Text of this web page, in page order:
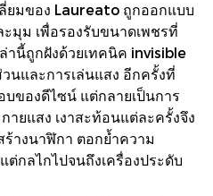
ยมของ Laureato ถูกออกแบบ
มุม เพื่อรองรับขนาดเพชรที่
านี้ถูกฝังด้วยเทคนิค invisible
และการเล่นแสง อีกครั้งที่
บของดีไซน์ แต่กลายเป็นการ
ยแสง เงาสะท้อนแต่ละครั้งจึง
างนาฬิกา ตอกย้ำความ
กลไกไปจนถึงเครื่องประดับ